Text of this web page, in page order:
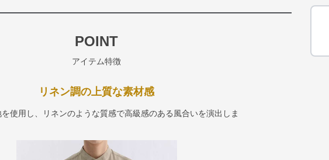
POINT
アイテム特徴
リネン調の上質な素材感
使用し、リネンのような質感で高級感のある風合いを演出しま